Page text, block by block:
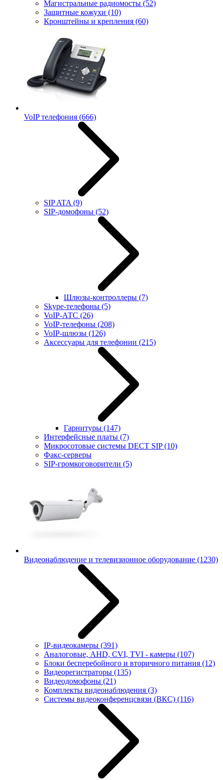
Магистральные радиомосты (52)
Защитные кожухи (10)
Кронштейны и крепления (60)
VoIP телефония (666)
SIP ATA (9)
SIP-домофоны (52)
Шлюзы-контроллеры (7)
Skype-телефоны (5)
VoIP-АТС (26)
VoIP-телефоны (208)
VoIP-шлюзы (126)
Аксессуары для телефонии (215)
Гарнитуры (147)
Интерфейсные платы (7)
Микросотовые системы DECT SIP(10)
Факс-серверы
SIP-громкоговорители (5)
Видеонаблюдение и телевизионное оборудование (1230)
IP-видеокамеры (391)
Аналоговые, AHD, CVI, TVI - камеры (107)
Блоки бесперебойного и вторичного питания (12)
Видеорегистраторы (135)
Видеодомофоны (21)
Комплекты видеонаблюдения (3)
Системы видеоконференцсвязи (ВКС) (116)